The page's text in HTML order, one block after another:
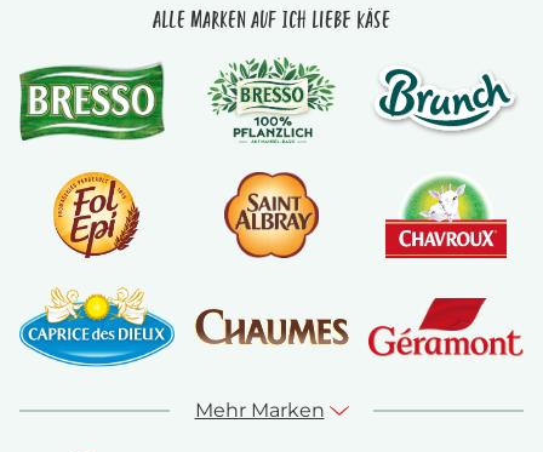
Alle Marken auf Ich liebe Käse
Mehr Marken